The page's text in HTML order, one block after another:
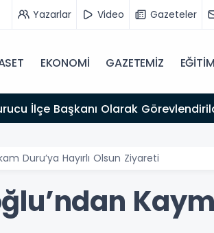
Yazarlar Video Gazeteler
EKONOMİ GAZETEMİZ EĞİTİM
İlçe Başkanı Olarak
Duru’ya Hayırlı Olsun Ziyareti